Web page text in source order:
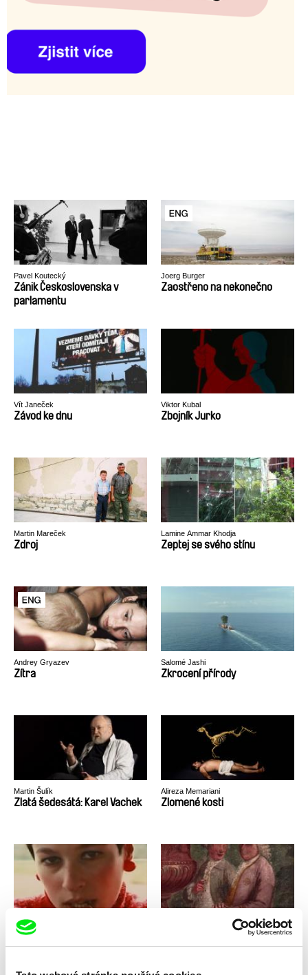
Pavel Koutecký
Zánik Československa v
parlamentu
Joerg Burger
Zaostřeno na nekonečno
Vít Janeček
Závod ke dnu
Viktor Kubal
Zbojník Jurko
Martin Mareček
Zdroj
Lamine Ammar Khodja
Zeptej se svého stínu
Andrey Gryazev
Zítra
Salomé Jashi
Zkrocení přírody
Martin Šulík
Zlatá šedesátá: Karel Vachek
Alireza Memariani
Zlomené kosti
Zohar Wagner
Zorki Zpověď zapomenutého